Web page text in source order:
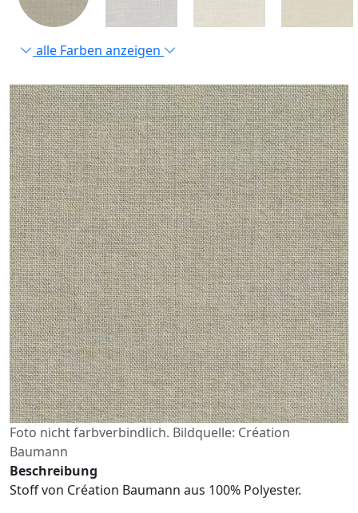
alle Farben anzeigen
Foto nicht farbverbindlich. Bildquelle: Création
Baumann
Beschreibung
Stoff von Création Baumann aus 100% Polyester.